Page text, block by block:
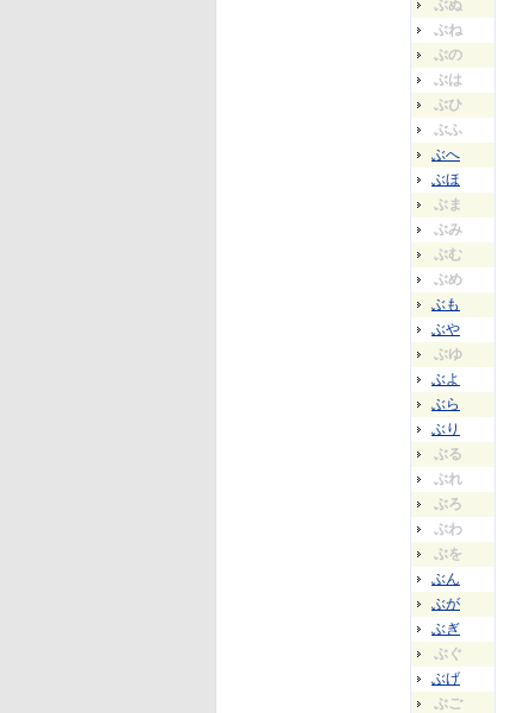
ぶぬ
ぶね
ぶの
ぶは
ぶひ
ぶふ
ぶへ
ぶほ
ぶま
ぶみ
ぶむ
ぶめ
ぶも
ぶや
ぶゆ
ぶよ
ぶら
ぶり
ぶる
ぶれ
ぶろ
ぶわ
ぶを
ぶん
ぶが
ぶぎ
ぶぐ
ぶげ
ぶご